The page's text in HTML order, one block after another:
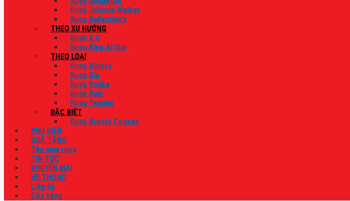
Rượu Johnnie Walker
Rượu Ballantine’s
THEO XU HƯỚNG
Rượu X.O
Rượu King Arthur
THEO LOẠI
Rượu Whisky
Rượu Gin
Rượu Vodka
Rượu Rum
Rượu Tequila
ĐẶC BIỆT
Rượu Brandy Cognac
PHỤ KIỆN
QUÀ TẶNG
Thu mua rượu
TIN TỨC
KHUYẾN MÃI
HỆ THỐNG
Liên hệ
Cửa hàng